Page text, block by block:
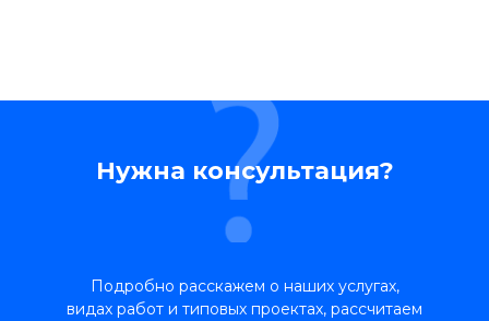
Нужна консультация?
Подробно расскажем о наших услугах,
видах работ и типовых проектах, рассчитаем